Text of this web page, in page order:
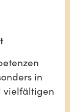
in
vielfältigen